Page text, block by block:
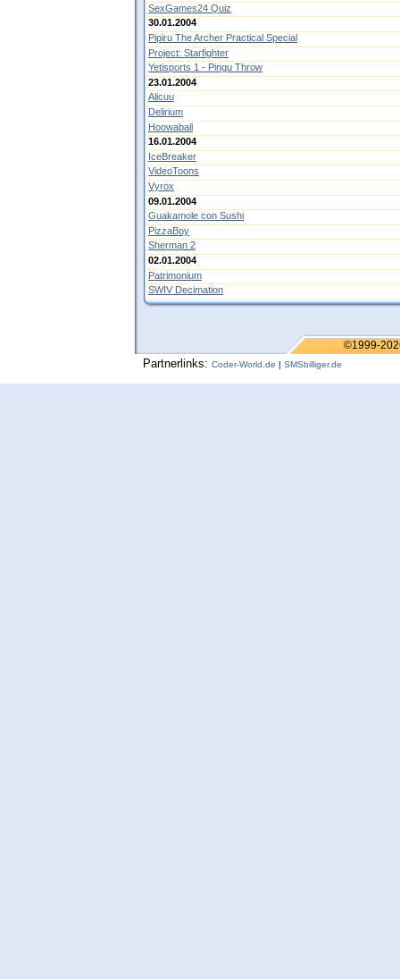
SexGames24 Quiz
30.01.2004
Pipiru The Archer Practical Special
Project: Starfighter
Yetisports 1 - Pingu Throw
23.01.2004
Alicuu
Delirium
Hoowaball
16.01.2004
IceBreaker
VideoToons
Vyrox
09.01.2004
Guakamole con Sushi
PizzaBoy
Sherman 2
02.01.2004
Patrimonium
SWIV Decimation
©1999-
Partnerlinks: Coder-World.de | SMSbilliger.de